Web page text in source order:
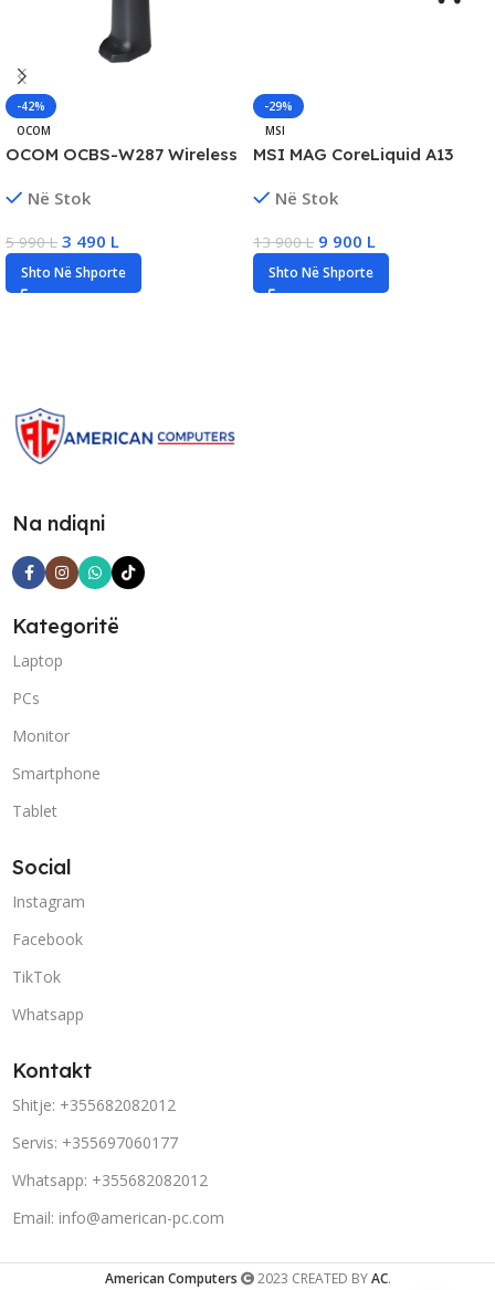
-42%
OCOM
OCOM OCBS-W287 Wireless
USB/Bluetooth, New
Në Stok
5 990L 3 490 L
Shto Në Shporte
-29%
MSI
MSI MAG CoreLiquid A13
Cooler, New
Në Stok
13 900L 9 900 L
Shto Në Shporte
Na ndiqni
Kategoritë
Laptop
PCs
Monitor
Smartphone
Tablet
Social
Instagram
Facebook
TikTok
Whatsapp
Kontakt
Shitje: +355682082012
Servis: +355697060177
Whatsapp: +355682082012
Email: info@american-pc.com
American Computers 2023 CREATED BYAC.